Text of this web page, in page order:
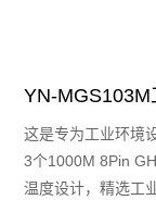
YN-
这是专为⼯业环境
3个1000M 8Pin
温度设计，精选⼯